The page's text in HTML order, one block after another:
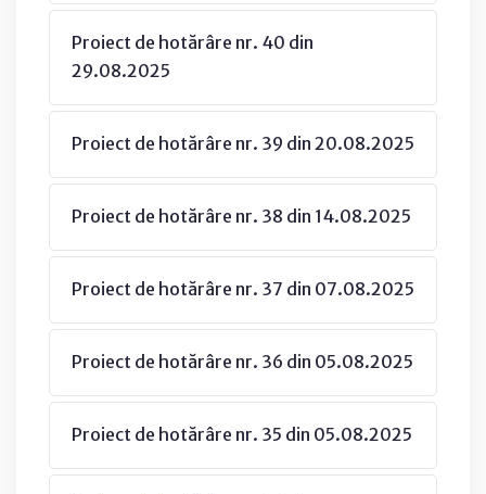
Proiect de hotărâre nr. 40 din
29.08.2025
Proiect de hotărâre nr. 39 din 20.08.2025
Proiect de hotărâre nr. 38 din 14.08.2025
Proiect de hotărâre nr. 37 din 07.08.2025
Proiect de hotărâre nr. 36 din 05.08.2025
Proiect de hotărâre nr. 35 din 05.08.2025